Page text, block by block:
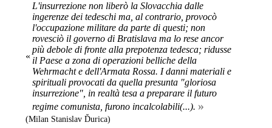
«
L'insurrezione non liberò la Slovacchia dalle
ingerenze dei tedeschi ma, al contrario, provocò
l'occupazione militare da parte di questi; non
rovesciò il governo di Bratislava ma lo rese ancor
più debole di fronte alla prepotenza tedesca; ridusse
il Paese a zona di operazioni belliche della
Wehrmacht e dell'Armata Rossa. I danni materiali e
spirituali provocati da quella presunta "gloriosa
insurrezione", in realtà tesa a preparare il futuro
regime comunista, furono incalcolabili(...). »
(Milan Stanislav Ďurica)